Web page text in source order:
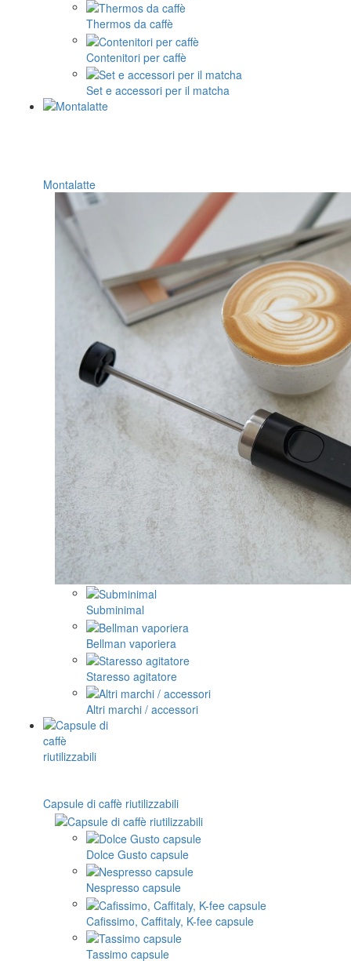
Thermos da caffè
Contenitori per caffè
Set e accessori per il matcha
Montalatte
Subminimal
Bellman vaporiera
Staresso agitatore
Altri marchi / accessori
Capsule di caffè riutilizzabili
Dolce Gusto capsule
Nespresso capsule
Cafissimo, Caffitaly, K-fee capsule
Tassimo capsule